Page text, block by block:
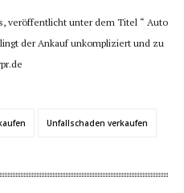
veröffentlicht unter dem Titel “ Auto
der Ankauf unkompliziert und zu
Unfallschaden verkaufen